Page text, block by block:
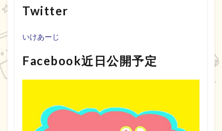
Twitter
いけあーじ
Facebook近日公開予定